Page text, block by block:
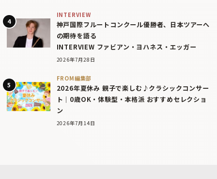
INTERVIEW
神戸国際フルートコンクール優勝者、日本ツアーへ
の期待を語る
INTERVIEW ファビアン・ヨハネス・エッガー
2026年7月28日
FROM編集部
2026年夏休み 親子で楽しむ♪クラシックコンサー
ト｜0歳OK・体験型・本格派 おすすめセレクショ
ン
2026年7月14日